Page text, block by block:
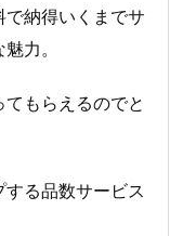
納得いくまでサ
力。
もらえるのでと
る品数サービス